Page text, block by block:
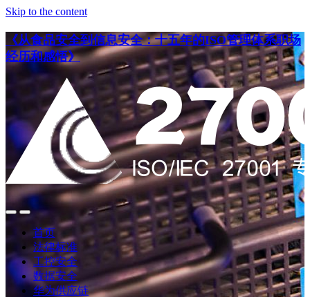
Skip to the content
《从食品安全到信息安全：十五年的ISO管理体系职场
经历和感悟》
点
搜
索
点
此
导
航
首页
法律标准
工控安全
数据安全
华为供应链